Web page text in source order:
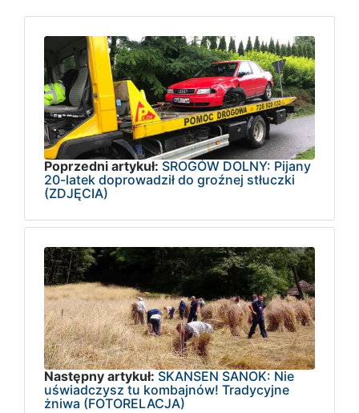
Poprzedni artykuł: SROGÓW DOLNY: Pijany
20-latek doprowadził do groźnej stłuczki
(ZDJĘCIA)
Następny artykuł: SKANSEN SANOK: Nie
uświadczysz tu kombajnów! Tradycyjne
żniwa (FOTORELACJA)